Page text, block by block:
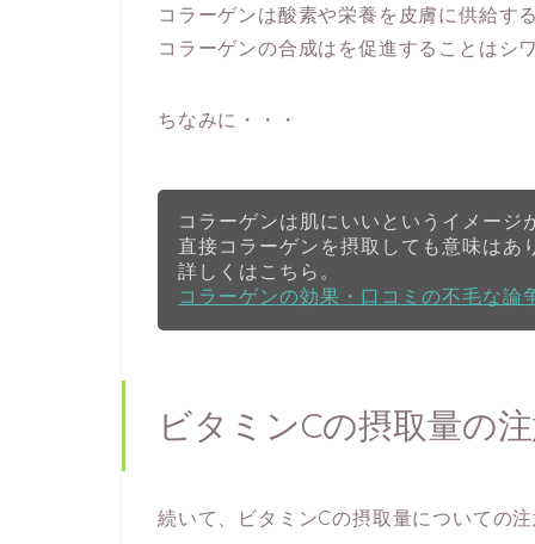
コラーゲンは酸素や栄養を皮膚に供給す
コラーゲンの合成はを促進することはシ
ちなみに・・・
コラーゲンは肌にいいというイメージ
直接コラーゲンを摂取しても意味はあ
詳しくはこちら。
コラーゲンの効果・口コミの不毛な論
ビタミンCの摂取量の
続いて、ビタミンCの摂取量についての注